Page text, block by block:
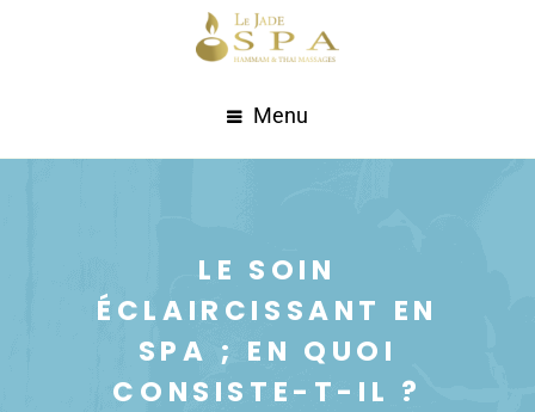
Menu
LE SOIN
ÉCLAIRCISSANT EN
SPA ; EN QUOI
CONSISTE-T-IL ?